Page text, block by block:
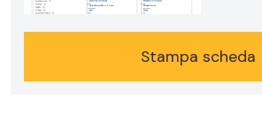
Stampa scheda